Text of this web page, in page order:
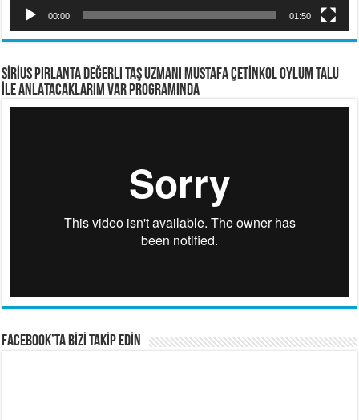
00:00 01:50
SİRİUS PIRLANTA Değerli Taş Uzmanı Mustafa ÇETİNKOL OYLUM TALU
İLE ANLATACAKLARIM VAR PROGRAMINDA
FACEBOOK’TA BİZİ TAKİP EDİN